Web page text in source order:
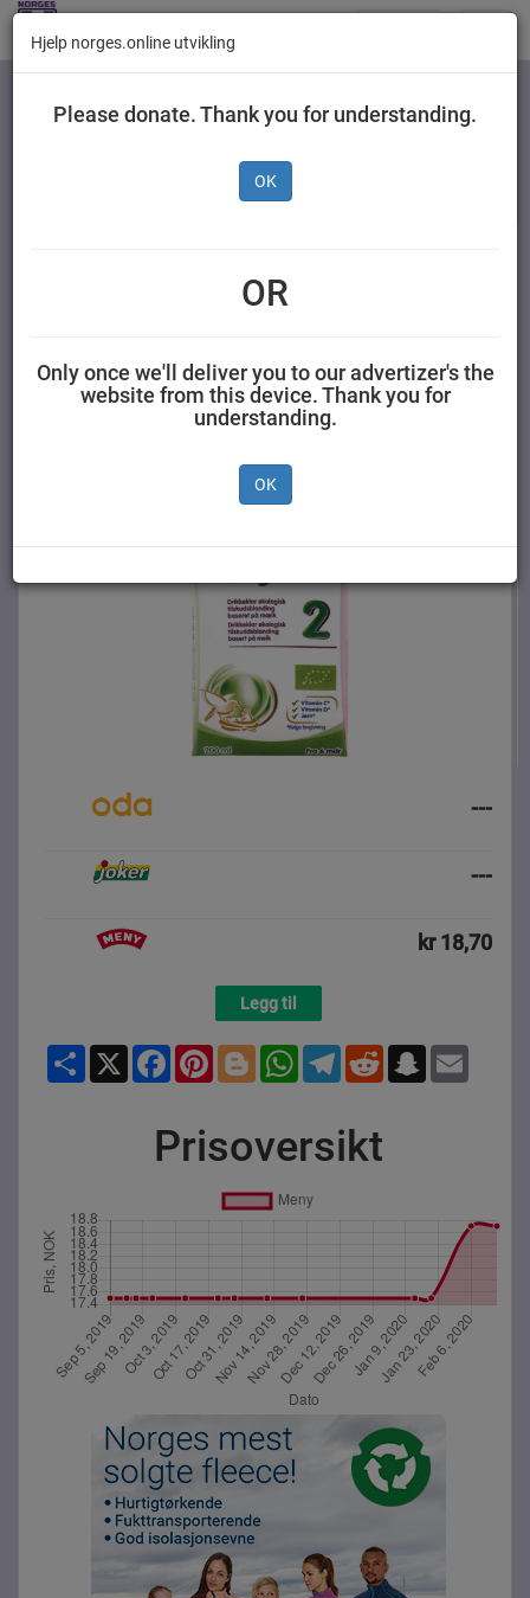
Kategorier
Drikkeklar, 200 ml
---
---
kr 18,70
Legg til
Share X FacebookPinterestBloggerWhatsAppTelegramReddit Snapchat
Prisoversikt
Hjelp norges.online utvikling
Please donate. Thank you for understanding.
OK
OR
Only once we'll deliver you to our advertizer's the
website from this device. Thank you for
understanding.
OK